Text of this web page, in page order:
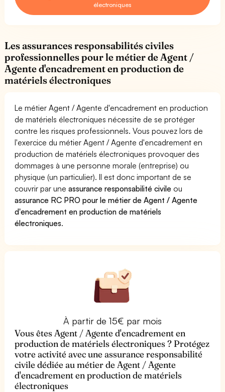
électroniques
Les assurances responsabilités civiles
professionnelles pour le métier de Agent /
Agente d'encadrement en production de
matériels électroniques
Le métier Agent / Agente d'encadrement en production
de matériels électroniques nécessite de se protéger
contre les risques professionnels. Vous pouvez lors de
l'exercice du métier Agent / Agente d'encadrement en
production de matériels électroniques provoquer des
dommages à une personne morale (entreprise) ou
physique (un particulier). Il est donc important de se
couvrir par uneassurance responsabilité civile ou
assurance RC PRO pour le métier de Agent / Agente
d'encadrement en production de matériels
électroniques.
À partir de 15€ par mois
Vous êtes Agent / Agente d'encadrement en
production de matériels électroniques ? Protégez
votre activité avec une assurance responsabilité
civile dédiée au métier de Agent / Agente
d'encadrement en production de matériels
électroniques